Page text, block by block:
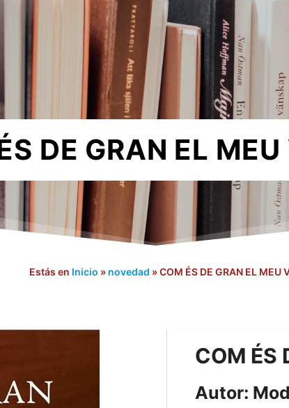
DE GRAN EL MEU
Estás en Inicio » novedad »COM ÉS DE GRAN EL MEU
COM ÉS
Autor: